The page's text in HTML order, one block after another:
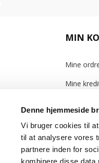
Denne hjemmeside
Vi bruger cookies til
til at analysere vores
partnere inden for
MIN
Mine
Mine
Mine
Mine
Cookie